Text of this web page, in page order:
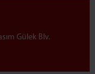
Gülek Blv.